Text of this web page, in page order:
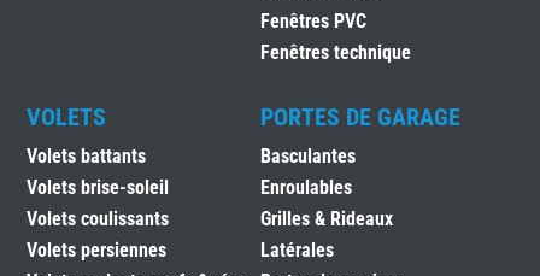
Fenêtres PVC
Fenêtres technique
VOLETS
Volets battants
Volets brise-soleil
Volets coulissants
Volets persiennes
PORTES DE GARAGE
Basculantes
Enroulables
Grilles & Rideaux
Latérales